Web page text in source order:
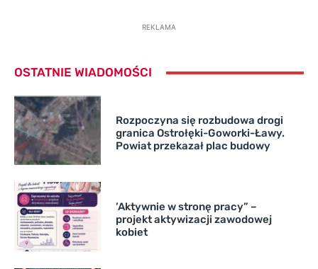
REKLAMA
OSTATNIE WIADOMOŚCI
Rozpoczyna się rozbudowa drogi
granica Ostrołęki-Goworki-Ławy.
Powiat przekazał plac budowy
’Aktywnie w stronę pracy” –
projekt aktywizacji zawodowej
kobiet